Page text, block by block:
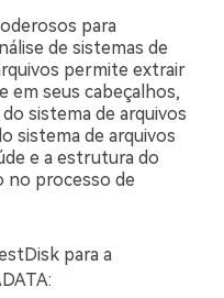
para
de sistemas de
permite extrair
em seus cabeçalhos,
sistema de arquivos
sistema de arquivos
e a estrutura do
no processo de
para a